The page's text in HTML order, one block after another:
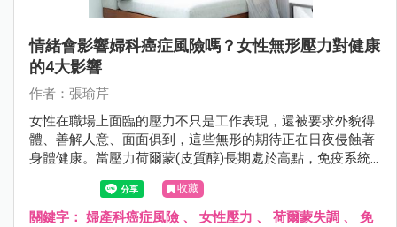
情緒會影響婦科癌症風險嗎？女性無形壓力對健康
的4大影響
作者：張瑜芹
女性在職場上面臨的壓力不只是工作表現，還被要求外貌得
體、善解人意、面面俱到，這些無形的期待正在日夜侵蝕著
身體健康。當壓力荷爾蒙(皮質醇)長期處於高點，免疫系統
受到抑制，就會造成細胞修復功能下降、荷爾蒙失調。
收藏
關鍵字： 婦產科癌症風險 、 女性壓力 、 荷爾蒙失調 、 免